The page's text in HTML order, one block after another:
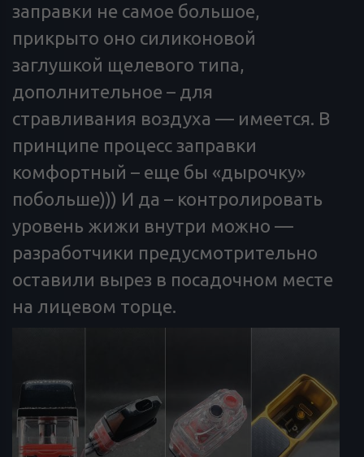
заправки не самое большое,
прикрыто оно силиконовой
заглушкой щелевого типа,
дополнительное – для
стравливания воздуха — имеется. В
принципе процесс заправки
комфортный – еще бы «дырочку»
побольше))) И да – контролировать
уровень жижи внутри можно —
разработчики предусмотрительно
оставили вырез в посадочном месте
на лицевом торце.